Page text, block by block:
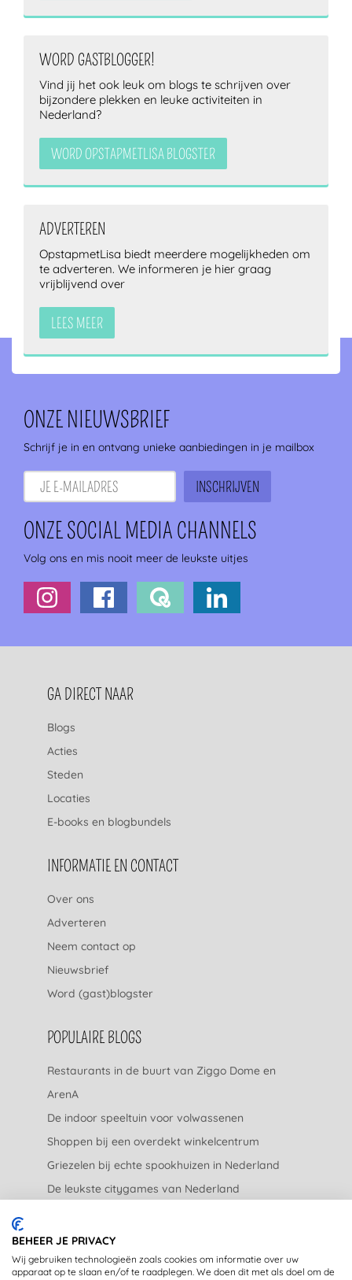
WORD GASTBLOGGER!
Vind jij het ook leuk om blogs te schrijven over
bijzondere plekken en leuke activiteiten in
Nederland?
WORD OPSTAPMETLISA BLOGSTER
ADVERTEREN
OpstapmetLisa biedt meerdere mogelijkheden om
te adverteren. We informeren je hier graag
vrijblijvend over
LEES MEER
ONZE NIEUWSBRIEF
Schrijf je in en ontvang unieke aanbiedingen in je mailbox
ONZE SOCIAL MEDIA CHANNELS
Volg ons en mis nooit meer de leukste uitjes
FOOTERNAVIGATIE
GA DIRECT NAAR
Blogs
Acties
Steden
Locaties
E-books en blogbundels
INFORMATIE EN CONTACT
Over ons
Adverteren
Neem contact op
Nieuwsbrief
Word (gast)blogster
POPULAIRE BLOGS
Restaurants in de buurt van Ziggo Dome en
ArenA
De indoor speeltuin voor volwassenen
Shoppen bij een overdekt winkelcentrum
Griezelen bij echte spookhuizen in Nederland
De leukste citygames van Nederland
JURIDISCH
BEHEER JE PRIVACY
Wij gebruiken technologieën zoals cookies om informatie over uw
apparaat op te slaan en/of te raadplegen. We doen dit met als doel om de